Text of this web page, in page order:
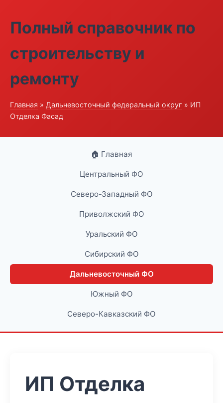
Полный справочник по
строительству и
ремонту
Главная » Дальневосточный федеральный округ » ИП
Отделка Фасад
🏠 Главная
Центральный ФО
Северо-Западный ФО
Приволжский ФО
Уральский ФО
Сибирский ФО
Дальневосточный ФО
Южный ФО
Северо-Кавказский ФО
ИП Отделка